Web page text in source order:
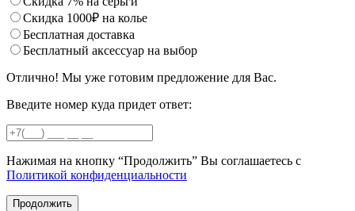
Скидка 1000₽ на колье
Бесплатная доставка
Бесплатный аксессуар на выбор
Отлично! Мы уже готовим предложение для Вас.
Введите номер куда придет ответ:
Нажимая на кнопку “Продолжить” Вы соглашаетесь с
Политикой конфиденциальности
Продолжить